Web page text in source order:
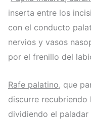
inserta entre los
con el conducto
nervios y vasos
por el frenillo del
Rafe palatino, que
discurre recubriendo
dividiendo el paladar